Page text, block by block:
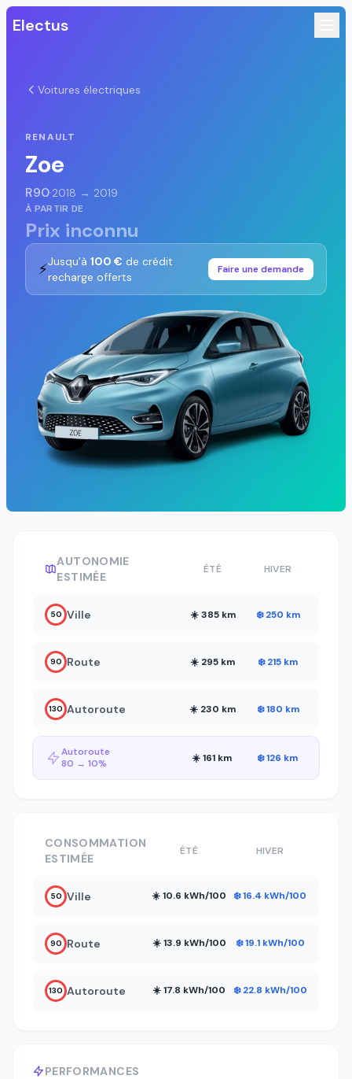
Electus
Voitures électriques
RENAULT
Zoe
R90·2018 → 2019
À PARTIR DE
Prix inconnu
⚡Jusqu'à 100 € de crédit
recharge offerts
Faire une demande
AUTONOMIE
ESTIMÉE
ÉTÉ HIVER
50 Ville ☀️ 385 km ❄️ 250 km
90 Route ☀️ 295 km ❄️ 215 km
130 Autoroute ☀️ 230 km ❄️ 180 km
Autoroute
80 → 10%
☀️ 161 km ❄️ 126 km
PERFORMANCES
CONSOMMATION
ESTIMÉE
ÉTÉ HIVER
50 Ville ☀️ 10.6 kWh/100 ❄️ 16.4 kWh/100
90 Route ☀️ 13.9 kWh/100 ❄️ 19.1 kWh/100
130 Autoroute ☀️ 17.8 kWh/100 ❄️ 22.8 kWh/100